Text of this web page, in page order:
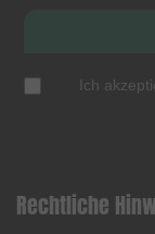
Ich
Rechtliche